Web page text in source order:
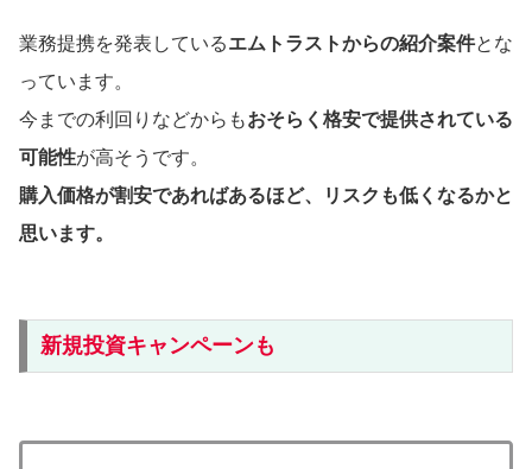
業務提携を発表しているエムトラストからの紹介案件とな
っています。
今までの利回りなどからもおそらく格安で提供されている
可能性が高そうです。
購入価格が割安であればあるほど、リスクも低くなるかと
思います。
新規投資キャンペーンも